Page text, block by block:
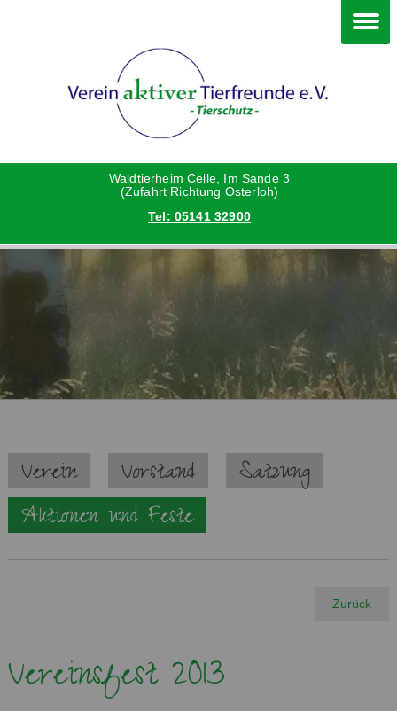
Waldtierheim Celle, Im Sande 3
(Zufahrt Richtung Osterloh)
Tel: 05141 32900
Navigation
überspringen
Verein Vorstand
Satzung
Aktionen und Feste
Zurück
Vereinsfest 2013
Katzen
Vermittlungshilfe privat
Grüße vom neuen Zuhause
Hunde
Kleintiere
Danke an die Helfer